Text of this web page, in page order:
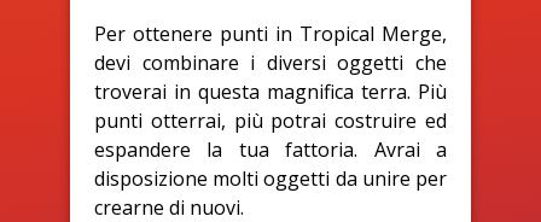
Per ottenere punti in Tropical Merge,
devi combinare i diversi oggetti che
troverai in questa magnifica terra. Più
punti otterrai, più potrai costruire ed
espandere la tua fattoria. Avrai a
disposizione molti oggetti da unire per
crearne di nuovi.